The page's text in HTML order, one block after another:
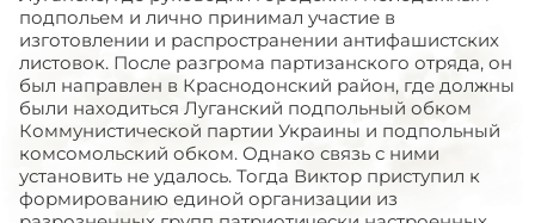
подпольем и лично принимал участие в
изготовлении и распространении антифашистских
листовок. После разгрома партизанского отряда, он
был направлен в Краснодонский район, где должны
были находиться Луганский подпольный обком
Коммунистической партии Украины и подпольный
комсомольский обком. Однако связь с ними
установить не удалось. Тогда Виктор приступил к
формированию единой организации из